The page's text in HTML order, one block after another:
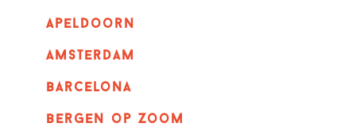
apeldoorn
Amsterdam
barcelona
bergen op zoom